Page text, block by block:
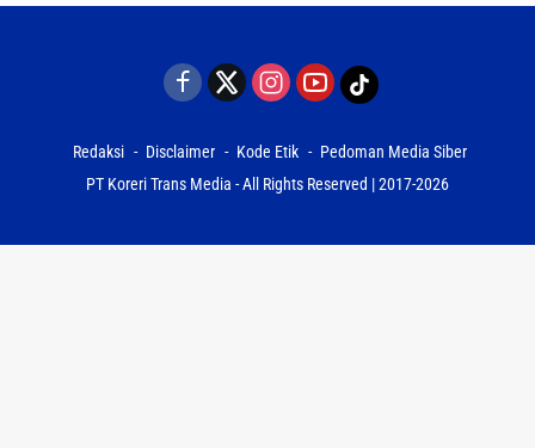
Redaksi Disclaimer Kode Etik
Pedoman Media Siber
PT Koreri Trans Media - All Rights Reserved | 2017-2026